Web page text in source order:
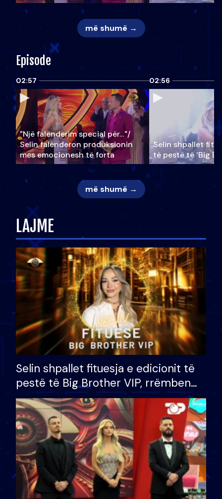
më shumë →
Episode
02:57
"Një falenderim special për…"/
Selin falënderon produksionin
mes emocionesh të forta
02:56
Selin shpallet
të pestë të ‘Big
më shumë →
LAJME
Selin shpallet fituesja e edicionit të
pestë të Big Brother VIP, rrëmben
çmimin e madh prej 100 mijë eurosh